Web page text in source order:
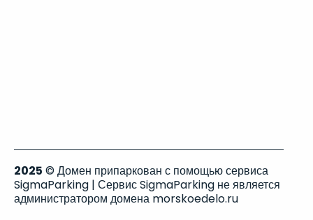
2025 © Домен припаркован с помощью сервиса
SigmaParking | Сервис SigmaParking не является
администратором домена morskoedelo.ru